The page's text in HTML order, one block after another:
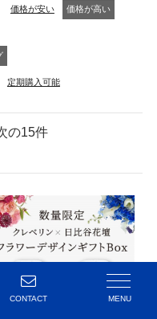
価格が安い 価格が高い
定期購入可能
15件 次の15件
CONTACT